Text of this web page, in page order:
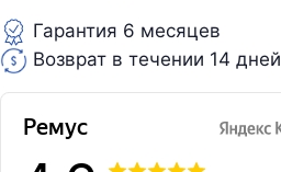
Гарантия 6 месяцев
Возврат в течении 14 дней